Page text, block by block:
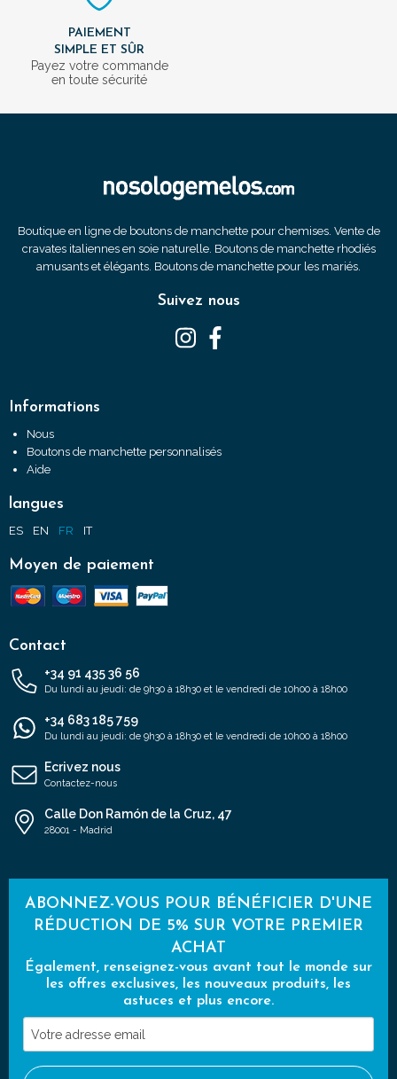
PAIEMENT
SIMPLE ET SÛR
Payez votre commande
en toute sécurité
Boutique en ligne de boutons de manchette pour chemises. Vente de
cravates italiennes en soie naturelle. Boutons de manchette rhodiés
amusants et élégants. Boutons de manchette pour les mariés.
Suivez nous
Informations
Nous
Boutons de manchette personnalisés
Aide
langues
ES EN FR IT
Moyen de paiement
Contact
+34 91 435 36 56
Du lundi au jeudi: de 9h30 à 18h30 et le vendredi de 10h00 à 18h00
+34 683 185 759
Du lundi au jeudi: de 9h30 à 18h30 et le vendredi de 10h00 à 18h00
Ecrivez nous
Contactez-nous
Calle Don Ramón de la Cruz, 47
28001 - Madrid
ABONNEZ-VOUS POUR BÉNÉFICIER D'UNE
RÉDUCTION DE 5% SUR VOTRE PREMIER
ACHAT
Également, renseignez-vous avant tout le monde sur
les offres exclusives, les nouveaux produits, les
astuces et plus encore.
Votre
adresse
email